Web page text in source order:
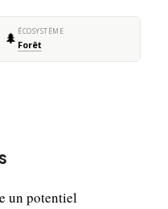
🌲 ÉCOSYSTÈME
Forêt
un potentiel